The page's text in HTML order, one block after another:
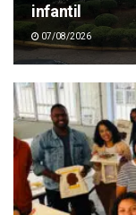
infantil
07/08/2026